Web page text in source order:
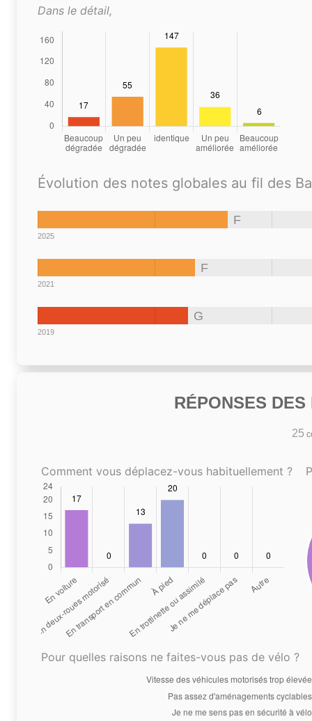
Dans le détail,
Évolution des notes globales au fil des
F
2025
F
2021
G
2019
RÉPONSES
25
Comment vous déplacez-vous habituellement ?
Pour quelles raisons ne faites-vous pas de vélo ?